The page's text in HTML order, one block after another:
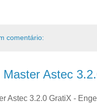
comentário:
Master Astec
Astec 3.2.0 GratiX -